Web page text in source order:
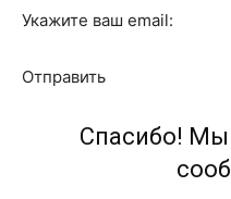
Укажите ваш email:
Отправить
Спасибо!